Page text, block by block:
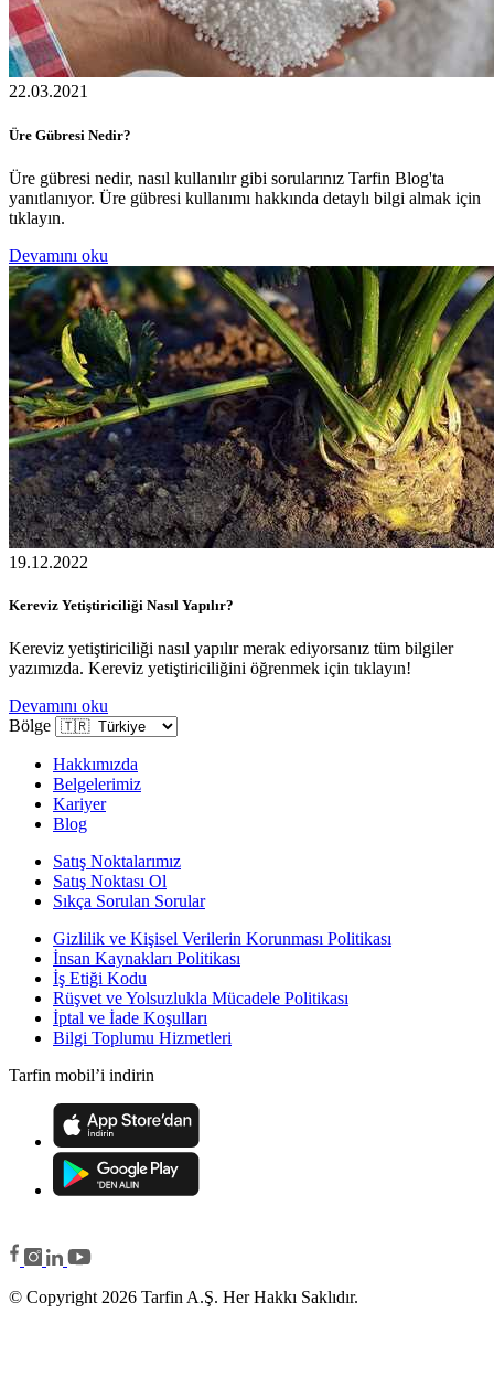
22.03.2021
Üre Gübresi Nedir?
Üre gübresi nedir, nasıl kullanılır gibi sorularınız Tarfin Blog'ta
yanıtlanıyor. Üre gübresi kullanımı hakkında detaylı bilgi almak için
tıklayın.
Devamını oku
19.12.2022
Kereviz Yetiştiriciliği Nasıl Yapılır?
Kereviz yetiştiriciliği nasıl yapılır merak ediyorsanız tüm bilgiler
yazımızda. Kereviz yetiştiriciliğini öğrenmek için tıklayın!
Devamını oku
Bölge
Hakkımızda
Belgelerimiz
Kariyer
Blog
Satış Noktalarımız
Satış Noktası Ol
Sıkça Sorulan Sorular
Gizlilik ve Kişisel Verilerin Korunması Politikası
İnsan Kaynakları Politikası
İş Etiği Kodu
Rüşvet ve Yolsuzlukla Mücadele Politikası
İptal ve İade Koşulları
Bilgi Toplumu Hizmetleri
Tarfin mobil’i indirin
© Copyright 2026 Tarfin A.Ş. Her Hakkı Saklıdır.